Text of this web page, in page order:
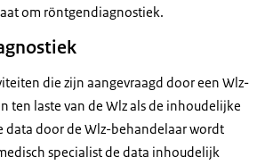
om röntgendiagnostiek.
die zijn aangevraagd door een Wlz-
ten laste van de Wlz als de inhoudelijke
data door de Wlz-behandelaar wordt
specialist de data inhoudelijk